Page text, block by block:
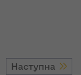
Наступна